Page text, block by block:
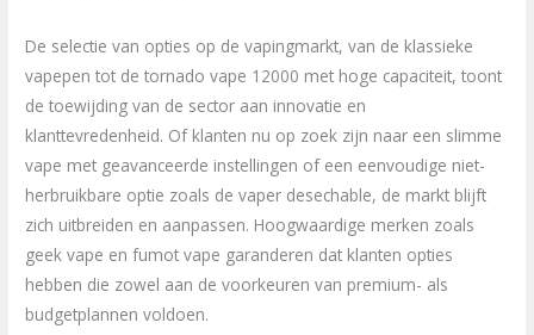
De selectie van opties op de vapingmarkt, van de klassieke
vapepen tot de tornado vape 12000 met hoge capaciteit, toont
de toewijding van de sector aan innovatie en
klanttevredenheid. Of klanten nu op zoek zijn naar een slimme
vape met geavanceerde instellingen of een eenvoudige niet-
herbruikbare optie zoals de vaper desechable, de markt blijft
zich uitbreiden en aanpassen. Hoogwaardige merken zoals
geek vape en fumot vape garanderen dat klanten opties
hebben die zowel aan de voorkeuren van premium- als
budgetplannen voldoen.